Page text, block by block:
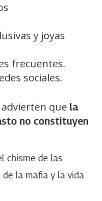
y joyas
frecuentes.
sociales.
que la
no constituyen
chisme de las
la mafia y la vida